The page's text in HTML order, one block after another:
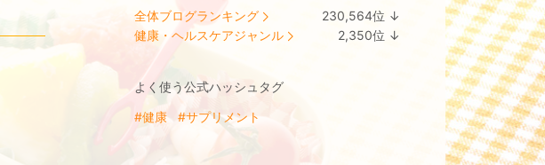
全体ブログランキング 230,564位 ↓
健康・ヘルスケアジャンル 2,350位 ↓
よく使う公式ハッシュタグ
#健康 #サプリメント